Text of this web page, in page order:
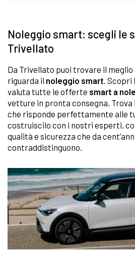
Noleggio smart: scegli le
Trivellato
Da Trivellato puoi trovare il
riguarda il noleggio smart. Scopri
valuta tutte le offerte smart a
vetture in pronta consegna.
che risponde perfettamente alle
costruiscilo con i nostri esperti,
qualità e sicurezza che da
contraddistinguono.